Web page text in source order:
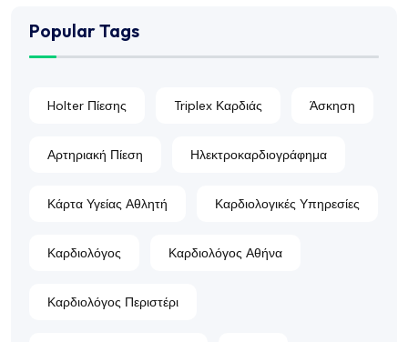
Popular Tags
Holter Πίεσης Triplex Καρδιάς Άσκηση
Αρτηριακή Πίεση Ηλεκτροκαρδιογράφημα
Κάρτα Υγείας Αθλητή Καρδιολογικές Υπηρεσίες
Καρδιολόγος Καρδιολόγος Αθήνα
Καρδιολόγος Περιστέρι